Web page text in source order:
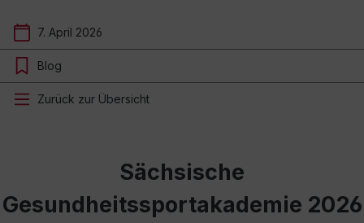
7. April 2026
Blog
Zurück zur Übersicht
Sächsische
Gesundheitssportakademie 2026